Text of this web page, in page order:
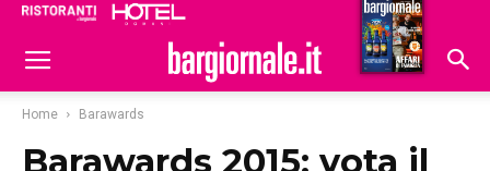
Hoteldomani
Home Barawards
Barawards 2015: vota il